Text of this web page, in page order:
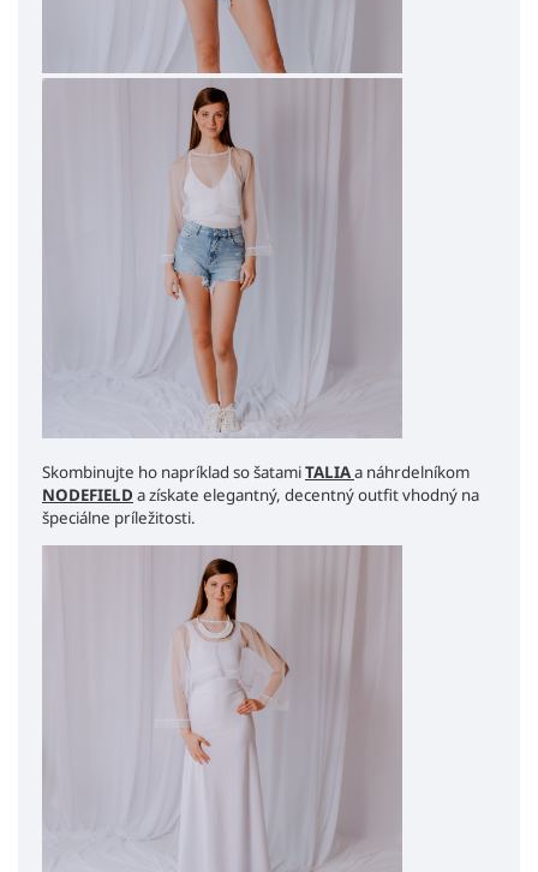
Skombinujte ho napríklad so šatamiTALIAa náhrdelníkom
NODEFIELD a získate elegantný, decentný outfit vhodný na
špeciálne príležitosti.